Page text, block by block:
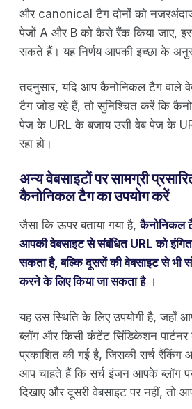
और canonical टैग दोनों को
पेजों A और B को कैसे रैंक किया जाए, इस
सकते हैं। यह निर्णय आपकी इच्छा के
तदनुसार, यदि आप कैनोनिकल टैग वाले
टैग जोड़ रहे हैं, तो सुनिश्चित करें कि
पेज के URL के बजाय उसी वेब पेज के
रहा हो।
अन्य वेबसाइटों पर सामग्री
कैनोनिकल टैग का उपयोग करें
जैसा कि ऊपर बताया गया है,कैनोनिकल
आपकी वेबसाइट से संबंधित URL को
सकता है, बल्कि दूसरों की वेबसाइट से भी
करने के लिए किया जा सकता है।
यह उस स्थिति के लिए उपयोगी है, जहाँ
ब्लॉग और किसी कंटेंट सिंडिकेशन पार्टनर
प्रकाशित की गई है, जिसकी सर्च रैंकिंग
आप चाहते हैं कि सर्च इंजन आपके ब्लॉग
दिखाए और दूसरी वेबसाइट पर नहीं, तो